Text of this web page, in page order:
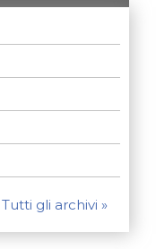
Tutti gli archivi »